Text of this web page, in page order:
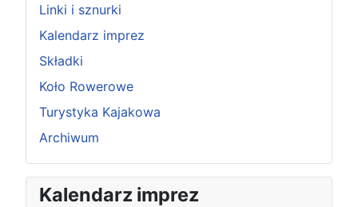
Linki i sznurki
Kalendarz imprez
Składki
Koło Rowerowe
Turystyka Kajakowa
Archiwum
Kalendarz imprez
P
o
P
o
N
a
N
a